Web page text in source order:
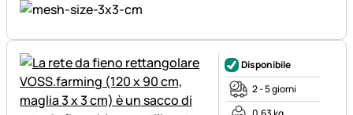
Disponibile
2 - 5 giorni